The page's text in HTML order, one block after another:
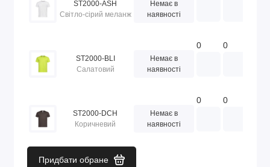
ST2000-ASH
Світло-сірий меланж
Немає в
наявності
ST2000-BLI
Салатовий
Немає в
наявності
0 0
ST2000-DCH
Коричневий
Немає в
наявності
0 0
Придбати обране